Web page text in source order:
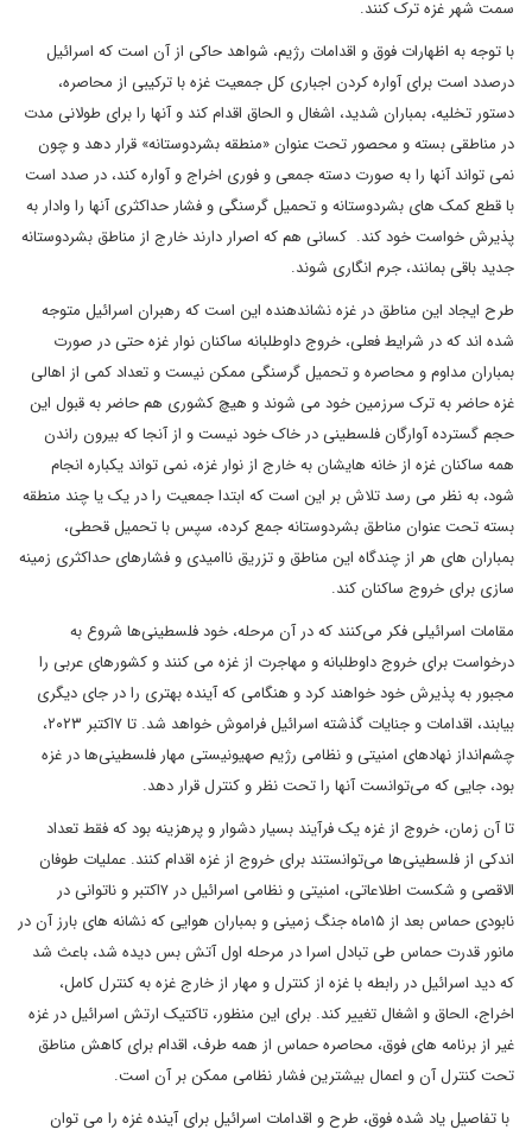
سمت شهر غزه ترک کنند.
با توجه به اظهارات فوق و اقدامات رژیم، شواهد حاکی از آن است که اسرائیل
درصدد است برای آواره کردن اجباری کل جمعیت غزه با ترکیبی از محاصره،
دستور تخلیه، بمباران شدید، اشغال و الحاق اقدام کند و آنها را برای طولانی مدت
در مناطقی بسته و محصور تحت عنوان «منطقه بشردوستانه» قرار دهد و چون
نمی تواند آنها را به صورت دسته جمعی و فوری اخراج و آواره کند، در صدد است
با قطع کمک های بشردوستانه و تحمیل گرسنگی و فشار حداکثری آنها را وادار به
پذیرش خواست خود کند. کسانی هم که اصرار دارند خارج از مناطق بشردوستانه
جدید باقی بمانند، جرم انگاری شوند.
طرح ایجاد این مناطق در غزه نشاندهنده این است که رهبران اسرائیل متوجه
شده اند که در شرایط فعلی، خروج داوطلبانه ساکنان نوار غزه حتی در صورت
بمباران مداوم و محاصره و تحمیل گرسنگی ممکن نیست و تعداد کمی از اهالی
غزه حاضر به ترک سرزمین خود می شوند و هیچ کشوری هم حاضر به قبول این
حجم گسترده آوارگان فلسطینی در خاک خود نیست و از آنجا که بیرون راندن
همه ساکنان غزه از خانه هایشان به خارج از نوار غزه، نمی تواند یکباره انجام
شود، به نظر می رسد تلاش بر این است که ابتدا جمعیت را در یک یا چند منطقه
بسته تحت عنوان مناطق بشردوستانه جمع کرده، سپس با تحمیل قحطی،
بمباران های هر از چندگاه این مناطق و تزریق ناامیدی و فشارهای حداکثری زمینه
سازی برای خروج ساکنان کند.
مقامات اسرائیلی فکر می‌کنند که در آن مرحله، خود فلسطینی‌ها شروع به
درخواست برای خروج داوطلبانه و مهاجرت از غزه می کنند و کشورهای عربی را
مجبور به پذیرش خود خواهند کرد و هنگامی که آینده بهتری را در جای دیگری
بیابند، اقدامات و جنایات گذشته اسرائیل فراموش خواهد شد. تا ۷اکتبر ۲۰۲۳،
چشم‌انداز نهادهای امنیتی و نظامی رژیم صهیونیستی مهار فلسطینی‌ها در غزه
بود، جایی که می‌توانست آنها را تحت نظر و کنترل قرار دهد.
تا آن زمان، خروج از غزه یک فرآیند بسیار دشوار و پرهزینه بود که فقط تعداد
اندکی از فلسطینی‌ها می‌توانستند برای خروج از غزه اقدام کنند. عملیات طوفان
الاقصی و شکست اطلاعاتی، امنیتی و نظامی اسرائیل در ۷اکتبر و ناتوانی در
نابودی حماس بعد از ۱۵ماه جنگ زمینی و بمباران هوایی که نشانه های بارز آن در
مانور قدرت حماس طی تبادل اسرا در مرحله اول آتش بس دیده شد، باعث شد
که دید اسرائیل در رابطه با غزه از کنترل و مهار از خارج غزه به کنترل کامل،
اخراج، الحاق و اشغال تغییر کند. برای این منظور، تاکتیک ارتش اسرائیل در غزه
غیر از برنامه های فوق، محاصره حماس از همه طرف، اقدام برای کاهش مناطق
تحت کنترل آن و اعمال بیشترین فشار نظامی ممکن بر آن است.
با تفاصیل یاد شده فوق، طرح و اقدامات اسرائیل برای آینده غزه را می توان